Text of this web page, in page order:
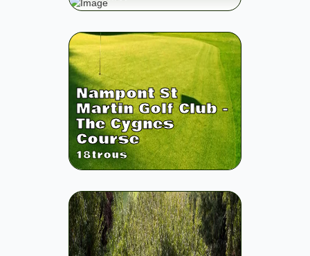
Nampont St
Martin Golf Club -
The Cygnes
Course
18trous